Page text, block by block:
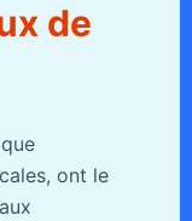
de
ont le